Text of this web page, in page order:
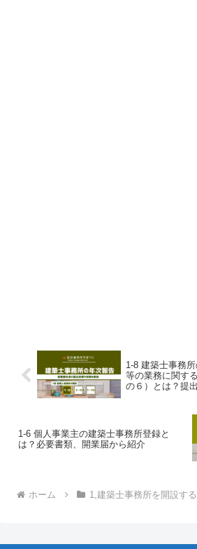
1-8 建築士事務
等の業務に関す
の６）とは？提
1-6 個人事業主の建築士事務所登録と
は？必要書類、開業届から紹介
ホーム 1,建築士事務所を開設する